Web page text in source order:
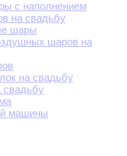
с наполнением
на свадьбу
шары
шаров на
на свадьбу
машины